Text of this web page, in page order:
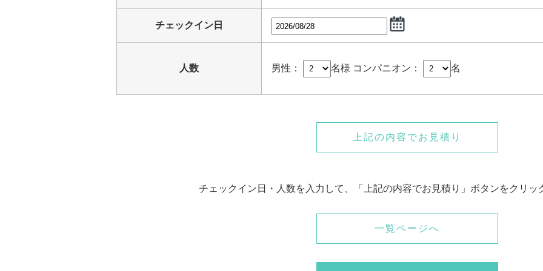
チェックイン日
人数 男性： 名様 コンパニオン： 名
上記の内容でお見積り
チェックイン日・人数を入力して、「上記の内容でお見積り」ボタンをクリッ
一覧ページへ